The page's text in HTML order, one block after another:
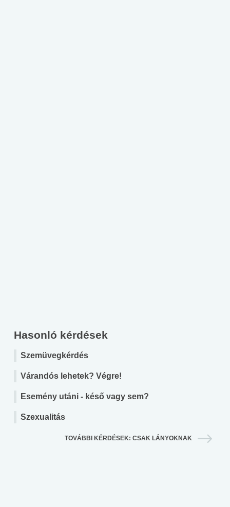
Hasonló kérdések
Szemüvegkérdés
Várandós lehetek? Végre!
Esemény utáni - késő vagy sem?
Szexualitás
TOVÁBBI KÉRDÉSEK: CSAK LÁNYOKNAK